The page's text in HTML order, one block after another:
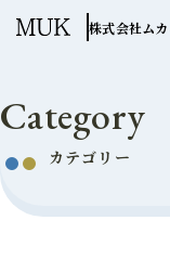
株式会社ムカ
Category
カテゴリー